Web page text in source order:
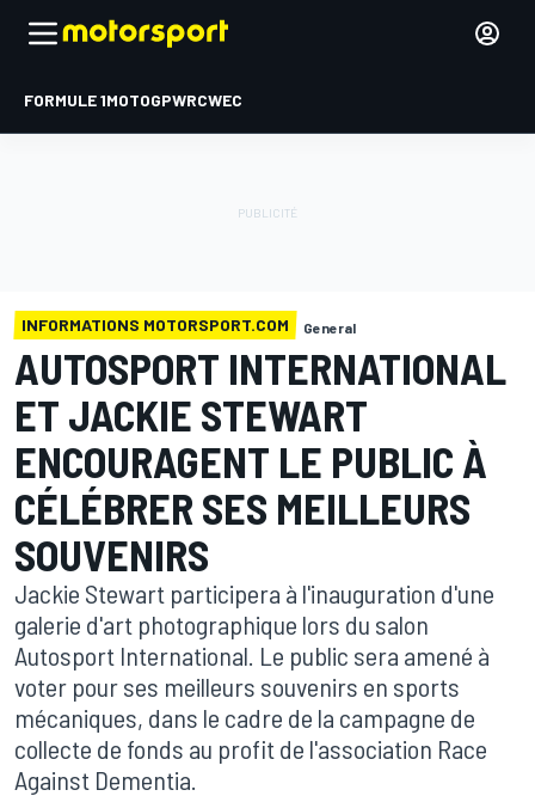
FORMULE 1MOTOGPWRCWEC
INFORMATIONS MOTORSPORT.COM General
AUTOSPORT INTERNATIONAL
ET JACKIE STEWART
ENCOURAGENT LE PUBLIC À
CÉLÉBRER SES MEILLEURS
SOUVENIRS
Jackie Stewart participera à l'inauguration d'une
galerie d'art photographique lors du salon
Autosport International. Le public sera amené à
voter pour ses meilleurs souvenirs en sports
mécaniques, dans le cadre de la campagne de
collecte de fonds au profit de l'association Race
Against Dementia.